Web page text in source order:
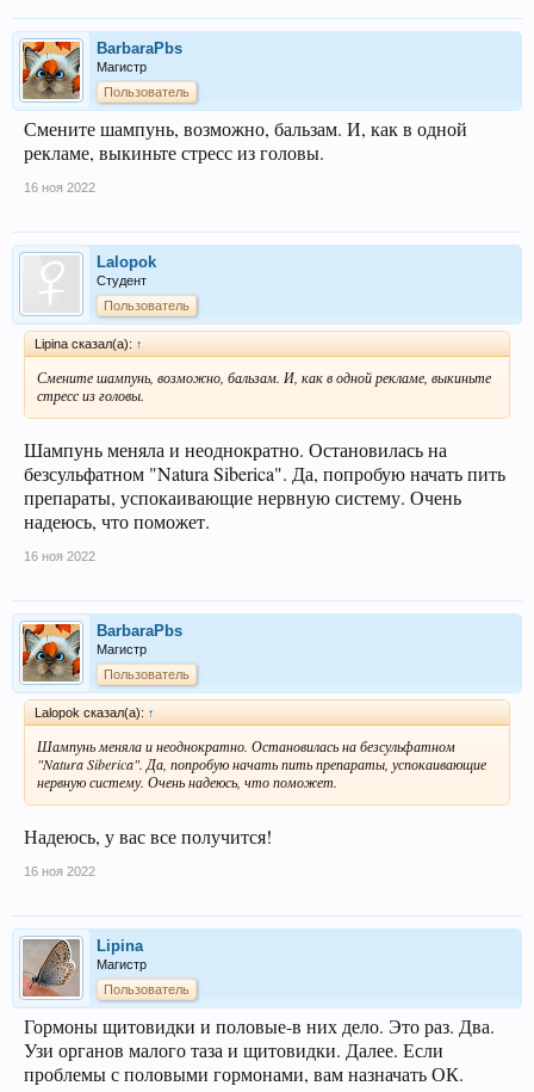
BarbaraPbs
Магистр
Пользователь
Смените шампунь, возможно, бальзам. И, как в одной
рекламе, выкиньте стресс из головы.
16 ноя 2022
Lalopok
Студент
Пользователь
Lipina сказал(а): ↑
Смените шампунь, возможно, бальзам. И, как в одной рекламе, выкиньте
стресс из головы.
Шампунь меняла и неоднократно. Остановилась на
безсульфатном "Natura Siberica". Да, попробую начать пить
препараты, успокаивающие нервную систему. Очень
надеюсь, что поможет.
16 ноя 2022
BarbaraPbs
Магистр
Пользователь
Lalopok сказал(а): ↑
Шампунь меняла и неоднократно. Остановилась на безсульфатном
"Natura Siberica". Да, попробую начать пить препараты, успокаивающие
нервную систему. Очень надеюсь, что поможет.
Надеюсь, у вас все получится!
16 ноя 2022
Lipina
Магистр
Пользователь
Гормоны щитовидки и половые-в них дело. Это раз. Два.
Узи органов малого таза и щитовидки. Далее. Если
проблемы с половыми гормонами, вам назначать ОК.